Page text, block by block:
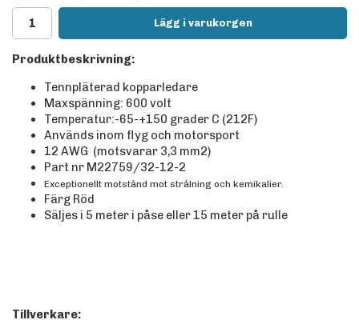
Lägg i varukorgen
Produktbeskrivning:
Tennpläterad kopparledare
Maxspänning: 600 volt
Temperatur:-65-+150 grader C (212F)
Används inom flyg och motorsport
12 AWG (motsvarar 3,3 mm2)
Part nr M22759/32-12-2
Exceptionellt motstånd mot strålning och kemikalier.
Färg Röd
Säljes i 5 meter i påse eller 15 meter på rulle
Tillverkare: